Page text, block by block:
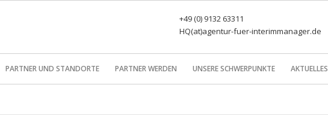
+49 (0) 9132 63311
HQ(at)agentur-fuer-interimmanager.de
PARTNER UND STANDORTE PARTNER WERDEN UNSERE SCHWERPUNKTE AKTUELLES